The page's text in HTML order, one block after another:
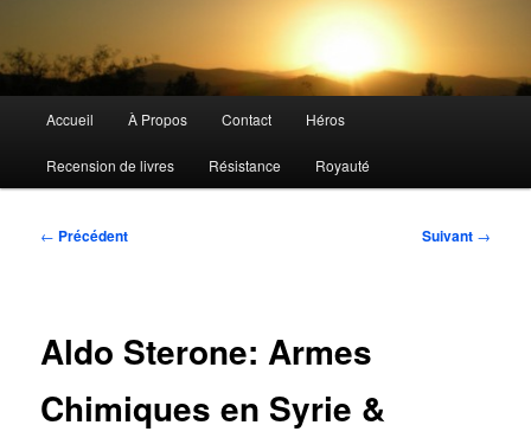
principal
Accueil À Propos Contact Héros
Recension de livres Résistance Royauté
Navigation
← Précédent Suivant →
Aldo Sterone: Armes
Chimiques en Syrie &